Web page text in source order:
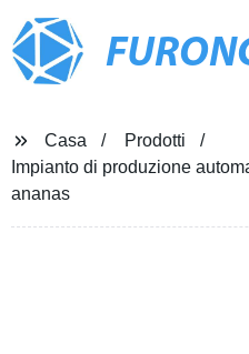
Casa
Prodotti
Impianto di produzione
ananas